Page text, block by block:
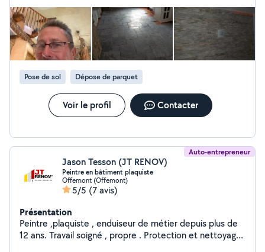
Pose de sol Dépose de parquet
Voir le profil Contacter
Auto-entrepreneur
Jason Tesson (JT RENOV)
Peintre en bâtiment plaquiste
Offemont (Offemont)
5/5 (7 avis)
Présentation
Peintre ,plaquiste , enduiseur de métier depuis plus de
12 ans. Travail soigné , propre . Protection et nettoyage.